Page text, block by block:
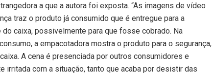
a que a autora foi exposta. “As imagens de vídeo
traz o produto já consumido que é entregue para a
caixa, possivelmente para que fosse cobrado. Na
a empacotadora mostra o produto para o segurança,
A cena é presenciada por outros consumidores e
irritada com a situação, tanto que acaba por desistir das